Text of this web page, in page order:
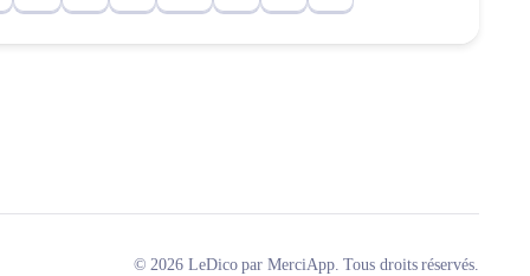
© 2026 LeDico par MerciApp. Tous droits réservés.